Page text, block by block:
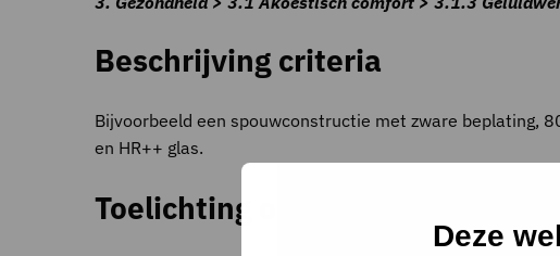
Deze
Beschrijving criteria
Bijvoorbeeld een spouwconstructie met zware beplating,
en HR++ glas.
Toelichting op criteria